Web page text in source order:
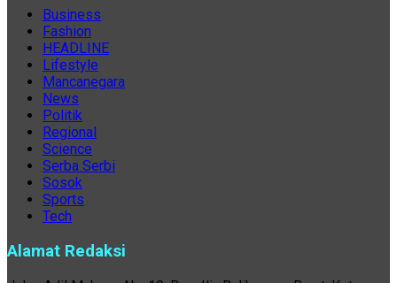
Business
Fashion
HEADLINE
Lifestyle
Mancanegara
News
Politik
Regional
Science
Serba Serbi
Sosok
Sports
Tech
Alamat Redaksi